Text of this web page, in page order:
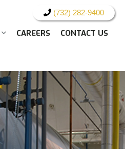
(732) 282-9400
CAREERS CONTACT US